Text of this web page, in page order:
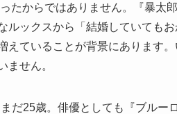
たからではありません。『暴太
ルックスから「結婚していても
ていることが背景にあります。
ません。
だ25歳。俳優としても『ブルー